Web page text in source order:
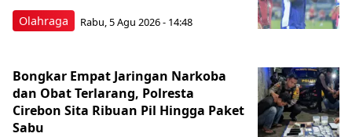
Olahraga Rabu, 5 Agu 2026 - 14:48
Bongkar Empat Jaringan Narkoba
dan Obat Terlarang, Polresta
Cirebon Sita Ribuan Pil Hingga Paket
Sabu